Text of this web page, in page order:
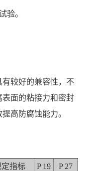
验。
较好的兼容性，不
面的粘接力和密封
高防腐蚀能力。
指标 P 19 P 27